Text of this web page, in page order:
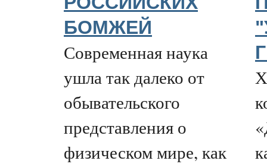
БОМЖЕЙ
Современная наука
ушла так далеко от
обывательского
представления о
физическом мире, как